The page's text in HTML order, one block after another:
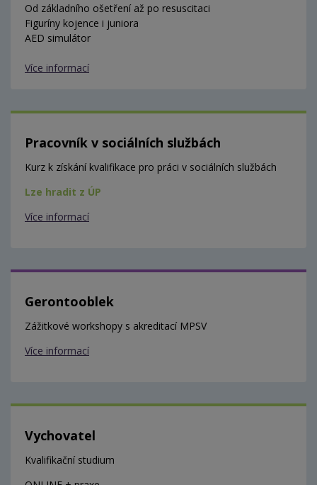
Od základního ošetření až po resuscitaci
Figuríny kojence i juniora
AED simulátor
Více informací
Pracovník v sociálních službách
Kurz k získání kvalifikace pro práci v sociálních službách
Lze hradit z ÚP
Více informací
Gerontooblek
Zážitkové workshopy s akreditací MPSV
Více informací
Vychovatel
Kvalifikační studium